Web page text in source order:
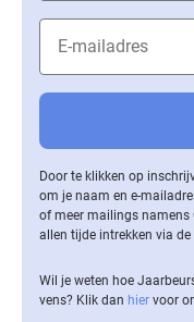
Door te klikken op
om je naam en e-
of meer mailings
allen tijde intrekken via
Wil je weten hoe
vens? Klik dan hier voor